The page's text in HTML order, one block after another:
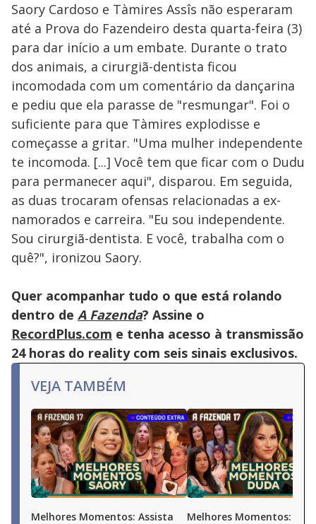
Saory Cardoso e Tàmires Assîs não esperaram
até a Prova do Fazendeiro desta quarta-feira (3)
para dar início a um embate. Durante o trato
dos animais, a cirurgiã-dentista ficou
incomodada com um comentário da dançarina
e pediu que ela parasse de "resmungar". Foi o
suficiente para que Tàmires explodisse e
começasse a gritar. "Uma mulher independente
te incomoda. [...] Você tem que ficar com o Dudu
para permanecer aqui", disparou. Em seguida,
as duas trocaram ofensas relacionadas a ex-
namorados e carreira. "Eu sou independente.
Sou cirurgiã-dentista. E você, trabalha com o
quê?", ironizou Saory.
Quer acompanhar tudo o que está rolando
dentro de A Fazenda? Assine o
RecordPlus.com e tenha acesso à transmissão
24 horas do reality com seis sinais exclusivos.
VEJA TAMBÉM
Melhores Momentos: Assista
Melhores Momentos: